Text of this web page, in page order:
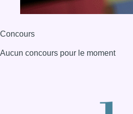
Concours
Aucun concours pour le moment